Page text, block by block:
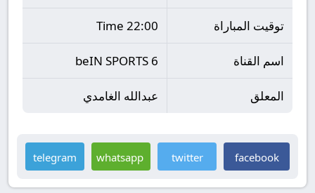
توقيت المباراة 22:00 Time
اسم القناة beIN SPORTS 6
المعلق عبدالله الغامدي
facebook
twitter
whatsapp
telegram